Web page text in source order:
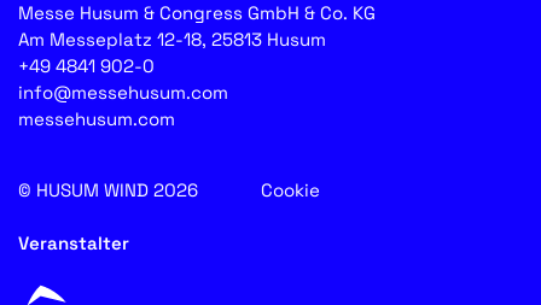
Messe Husum & Congress GmbH & Co. KG
Am Messeplatz 12-18, 25813 Husum
+49 4841 902-0
info@messehusum.com
messehusum.com
© HUSUM WIND 2026 Cookie
Veranstalter